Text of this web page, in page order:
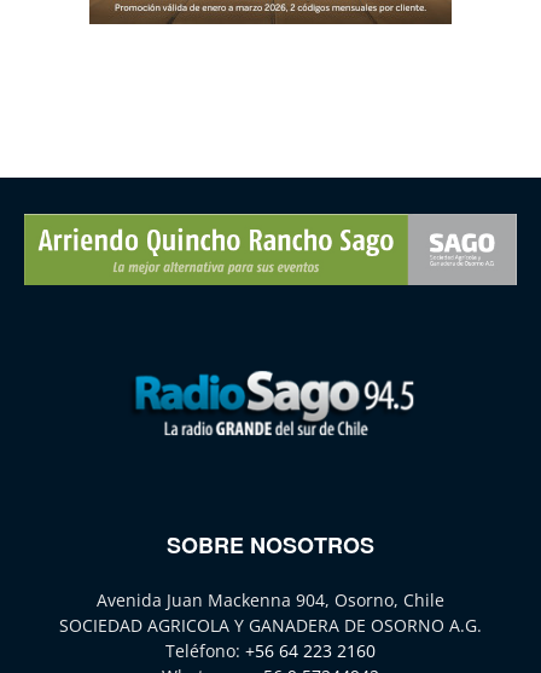
SOBRE NOSOTROS
Avenida Juan Mackenna 904, Osorno, Chile
SOCIEDAD AGRICOLA Y GANADERA DE OSORNO A.G.
Teléfono: +56 64 223 2160